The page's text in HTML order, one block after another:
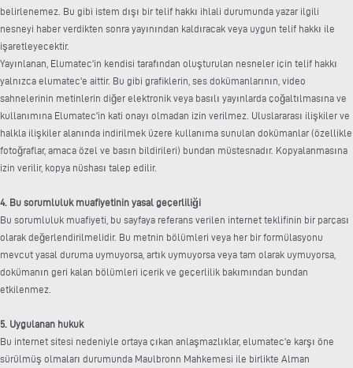
belirlenemez. Bu gibi istem dışı bir telif hakkı ihlali durumunda yazar ilgili
nesneyi haber verdikten sonra yayınından kaldıracak veya uygun telif hakkı ile
işaretleyecektir.
Yayınlanan, Elumatec'in kendisi tarafından oluşturulan nesneler için telif hakkı
yalnızca elumatec'e aittir. Bu gibi grafiklerin, ses dokümanlarının, video
sahnelerinin metinlerin diğer elektronik veya basılı yayınlarda çoğaltılmasına ve
kullanımına Elumatec'in kati onayı olmadan izin verilmez. Uluslararası ilişkiler ve
halkla ilişkiler alanında indirilmek üzere kullanıma sunulan dokümanlar (özellikle
fotoğraflar, amaca özel ve basın bildirileri) bundan müstesnadır. Kopyalanmasına
izin verilir, kopya nüshası talep edilir.
4. Bu sorumluluk muafiyetinin yasal geçerliliği
Bu sorumluluk muafiyeti, bu sayfaya referans verilen internet teklifinin bir parçası
olarak değerlendirilmelidir. Bu metnin bölümleri veya her bir formülasyonu
mevcut yasal duruma uymuyorsa, artık uymuyorsa veya tam olarak uymuyorsa,
dokümanın geri kalan bölümleri içerik ve geçerlilik bakımından bundan
etkilenmez.
5. Uygulanan hukuk
Bu internet sitesi nedeniyle ortaya çıkan anlaşmazlıklar, elumatec'e karşı öne
sürülmüş olmaları durumunda Maulbronn Mahkemesi ile birlikte Alman